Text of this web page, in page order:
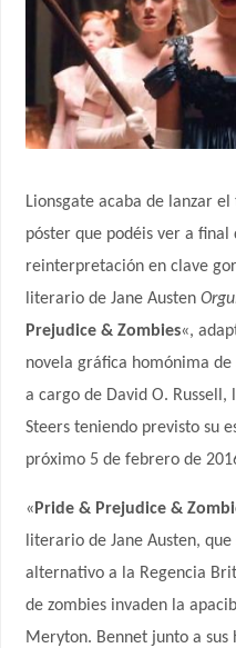
Lionsgate acaba de lanzar
póster que podéis ver a
reinterpretación en clave
literario de Jane Austen
Prejudice & Zombies«,
novela gráfica homónima
a cargo de David O.
Steers teniendo previsto su
próximo 5 de febrero de
« Pride & Prejudice &
literario de Jane Austen,
alternativo a la Regencia
de zombies invaden la
Meryton. Bennet junto a sus